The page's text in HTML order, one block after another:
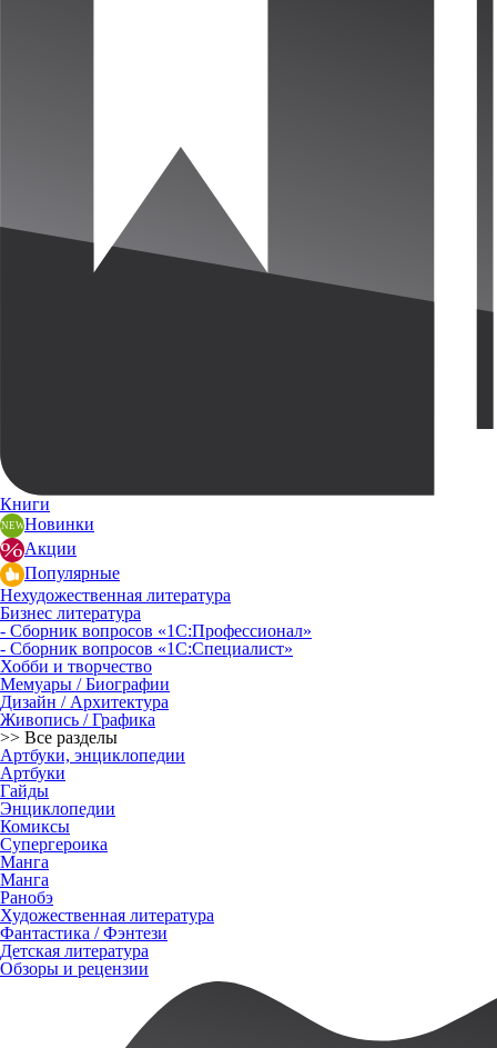
Книги
Новинки
Акции
Популярные
Нехудожественная литература
Бизнес литература
- Сборник вопросов «1С:Профессионал»
- Сборник вопросов «1С:Специалист»
Хобби и творчество
Мемуары / Биографии
Дизайн / Архитектура
Живопись / Графика
>> Все разделы
Артбуки, энциклопедии
Артбуки
Гайды
Энциклопедии
Комиксы
Супергероика
Манга
Манга
Ранобэ
Художественная литература
Фантастика / Фэнтези
Детская литература
Обзоры и рецензии